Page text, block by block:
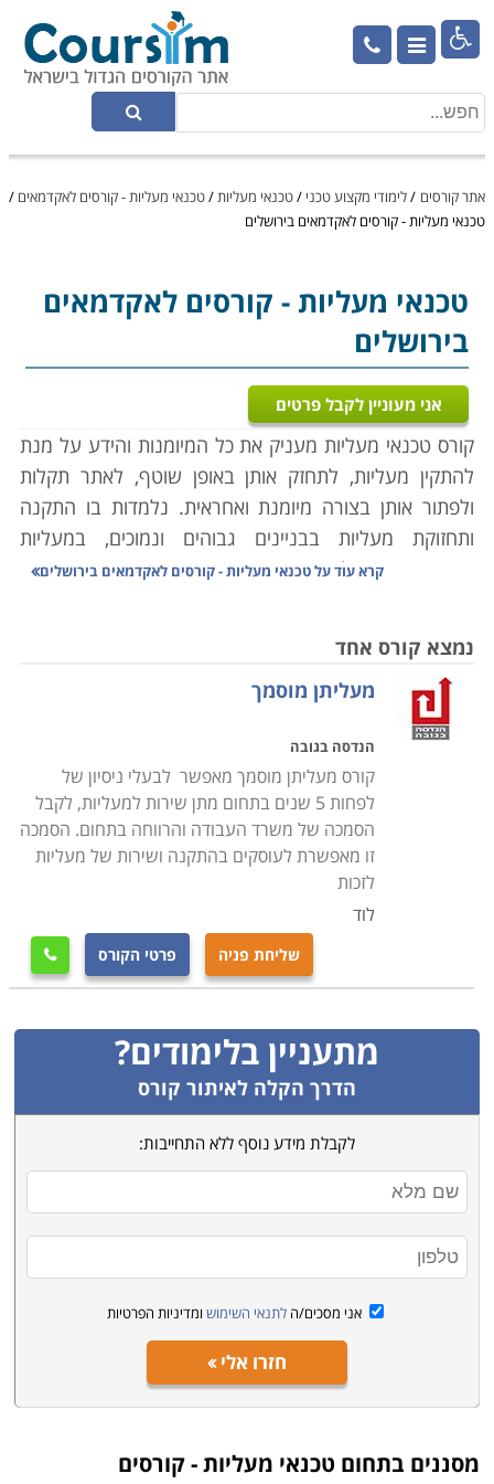

אתר קורסים /לימודי מקצוע טכני /טכנאי מעליות/טכנאי מעליות - קורסים לאקדמאים /
טכנאי מעליות - קורסים לאקדמאים בירושלים
טכנאי מעליות- קורסים לאקדמאים
בירושלים
אני מעוניין לקבל פרטים
קורס טכנאי מעליות מעניק את כל המיומנות והידע על מנת
להתקין מעליות, לתחזק אותן באופן שוטף, לאתר תקלות
ולפתור אותן בצורה מיומנת ואחראית. נלמדות בו התקנה
ותחזוקת מעליות בבניינים גבוהים ונמוכים, במעליות
חיצוניות ובמעלונים, וכן במערכות הרמה בתעשייה
ספק שטכנאי מעליות הוא מיומנות מבטיחה וגם מקיימת;
זוהי תועלת מקצועית שתשרת אותך לאורך זמן, ותאפשר
למצוא עבודה מכניסה בנקל ולאורך שנים. התעסוקה בענף
המעליות ותחזוקתן איננה תלויה בתנאי השוק המשתנים או
במצב הכלכלה, ורמת הביקוש לאנשי מקצוע מיומנים
ומוסמכים בענף יכולה למעשה רק לעלות.
למי מתאימים הלימודים
כמו קורסי טכנאים רבים, גם קורס טכנאי מעליות מיועד
לאנשים שמעוניינים לרכוש מקצוע טכני המשלב עבודת
שטח לצד התמודדות עם אתגרים מורכבים באיתור תקלות
בעלי כישורים מכאניים, יכולת חשיבה ממוקדת, שאינם
נרתעים מגבהים, ומעוניינים לפתח קריירה לאורך שנים.
טכנאי מעליות מקצוען רק מתחיל לרכוש את המיומנות שלו
ולשכלל לאורך התנסותו הפעילה במקצוע, העמקת הותק
והנסיון.
מבנה הקורס, הסמכות ותנאי קבלה
הקורסים מתחלקים לשתי הסמכות; הבסיסית היא הכשרת
מעליתן מעשי, לימודים אשר אמנם אינם דורשים תנאי
קבלה מורכבים, אפילו לא 12 שנות לימוד, אך עם זאת
על פני כשנתיים. מלבד הסמכת משרד הכלכלה, מוענקת
לבוגרי הכשרת בסיס זו המבקשים לשדרג את הסמכתם
קרא עוד עלטכנאי מעליות - קורסים לאקדמאים בירושלים
נמצא קורס אחד
מעליתן מוסמך
הנדסה בגובה
קורס מעליתן מוסמך מאפשר לבעלי ניסיון של
לפחות 5 שנים בתחום מתן שירות למעליות, לקבל
הסמכה של משרד העבודה והרווחה בתחום. הסמכה
זו מאפשרת לעוסקים בהתקנה ושירות של מעליות
לזכות
לוד
שליחת פניה פרטי הקורס 
מתעניין בלימודים?
הדרך הקלה לאיתור קורס
לקבלת מידע נוסף ללא התחייבות:
אני מסכים/ה לתנאי השימוש ומדיניות הפרטיות
חזרו אלי
מסננים בתחום טכנאי מעליות - קורסים